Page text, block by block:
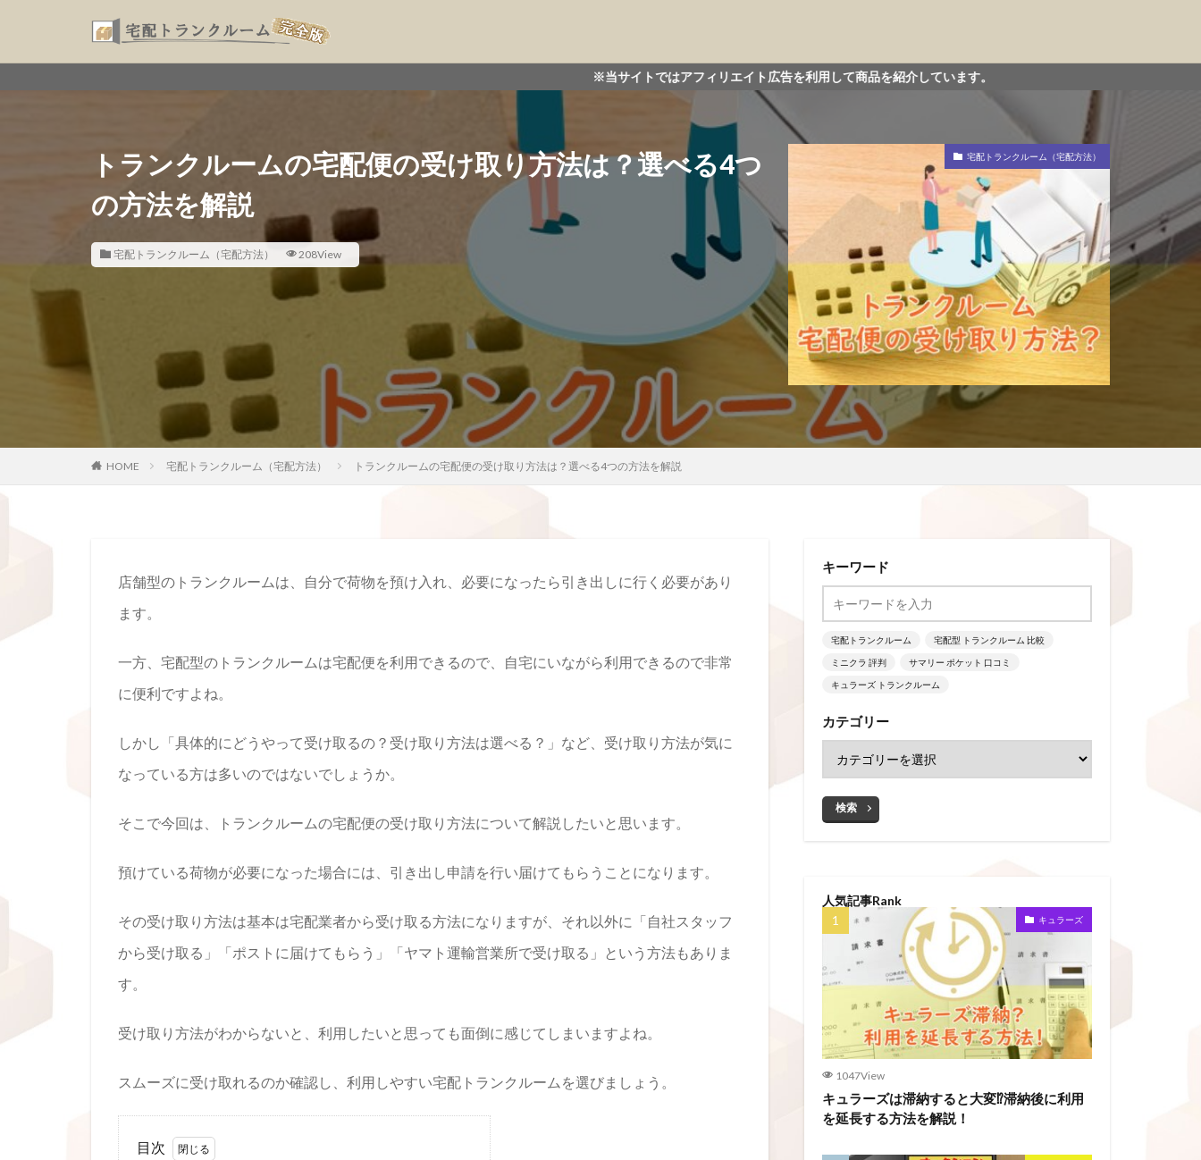
※当サイトではアフィリエイト広告を利用して商品を紹介しています。
トランクルームの宅配便の受け取り方法は？選べる4つ
の方法を解説
宅配トランクルーム（宅配方法） 208View
宅配トランクルーム（宅配方法）
HOME 宅配トランクルーム（宅配方法） トランクルームの宅配便の受け取り方法は？選べる4つの方法を解説
店舗型のトランクルームは、自分で荷物を預け入れ、必要になったら引き出しに行く必要があり
ます。
一方、宅配型のトランクルームは宅配便を利用できるので、自宅にいながら利用できるので非常
に便利ですよね。
しかし「具体的にどうやって受け取るの？受け取り方法は選べる？」など、受け取り方法が気に
なっている方は多いのではないでしょうか。
そこで今回は、トランクルームの宅配便の受け取り方法について解説したいと思います。
預けている荷物が必要になった場合には、引き出し申請を行い届けてもらうことになります。
その受け取り方法は基本は宅配業者から受け取る方法になりますが、それ以外に「自社スタッフ
から受け取る」「ポストに届けてもらう」「ヤマト運輸営業所で受け取る」という方法もありま
す。
受け取り方法がわからないと、利用したいと思っても面倒に感じてしまいますよね。
スムーズに受け取れるのか確認し、利用しやすい宅配トランクルームを選びましょう。
目次
キーワード
宅配トランクルーム 宅配型 トランクルーム 比較
ミニクラ 評判 サマリー ポケット 口コミ
キュラーズ トランクルーム
カテゴリー
検索
人気記事Rank
キュラーズ
1047View
キュラーズは滞納すると大変⁉滞納後に利用
を延長する方法を解説！